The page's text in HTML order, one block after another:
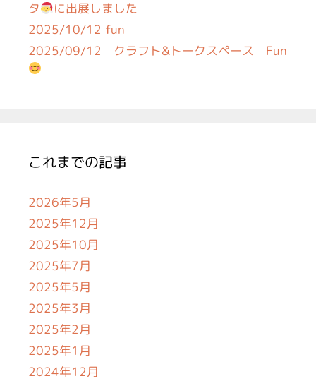
タ
に出展しました
2025/10/12 fun
2025/09/12 クラフト&トークスペース Fun
これまでの記事
2026年5月
2025年12月
2025年10月
2025年7月
2025年5月
2025年3月
2025年2月
2025年1月
2024年12月